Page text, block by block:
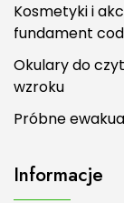
Kosmetyki i
fundament
Okulary do
wzroku
Próbne
Informacje